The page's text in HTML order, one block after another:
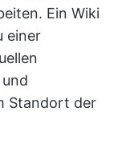
Ein Wiki
einer
Standort der